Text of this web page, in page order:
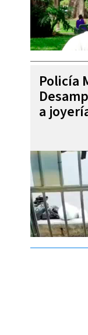
Policía
a